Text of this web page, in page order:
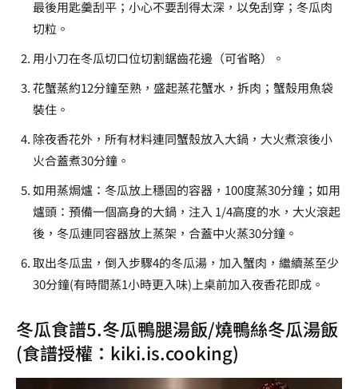
最後用匙羹刮平；小心不要刮得太深，以免刮穿；冬瓜肉
切粒。
用小刀在冬瓜切口位切割鋸齒花邊（可省略）。
花蟹蒸約12分鐘至熟，盛起蒸花蟹水，拆肉；蟹殼用魚袋
裝住。
除夜香花外，所有材料連同蟹殼放入大鍋，大火煮滾後小
火合蓋煮30分鐘。
如用蒸焗爐：冬瓜放上穩固的容器，100度蒸30分鐘；如用
爐頭：預備一個高身的大鍋，注入 1/4高度的水，大火滾起
後，冬瓜連同容器放上蒸架，合蓋中火蒸30分鐘。
取出冬瓜盅，倒入步驟4的冬瓜湯，加入蟹肉，繼續蒸至少
30分鐘(有時間蒸1小時更入味)上桌前加入夜香花即成。
冬瓜食譜5.冬瓜鴨腿湯飯/燒鴨絲冬瓜湯飯
(食譜授權： kiki.is.cooking)